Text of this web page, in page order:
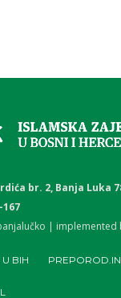
br. 2, Banja Luka
167
| implemented
BIH